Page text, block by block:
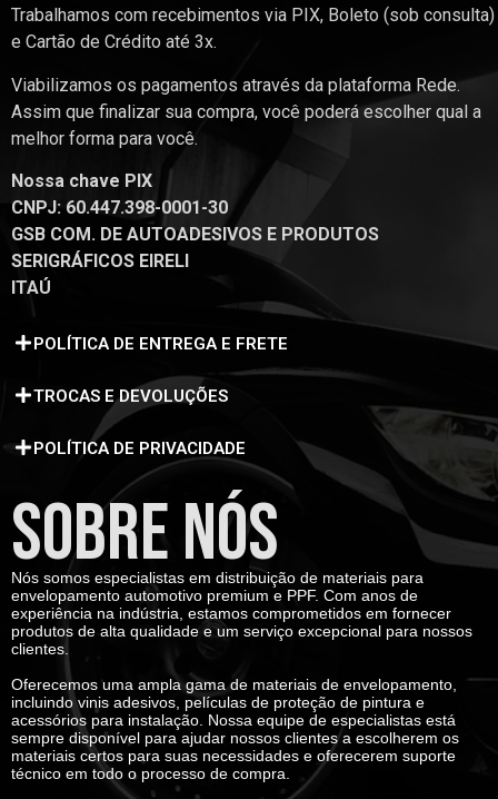
Trabalhamos com recebimentos via PIX, Boleto (sob consulta)
e Cartão de Crédito até 3x.
Viabilizamos os pagamentos através da plataforma Rede.
Assim que finalizar sua compra, você poderá escolher qual a
melhor forma para você.
Nossa chave PIX
CNPJ: 60.447.398-0001-30
GSB COM. DE AUTOADESIVOS E PRODUTOS
SERIGRÁFICOS EIRELI
ITAÚ
POLÍTICA DE ENTREGA E FRETE
TROCAS E DEVOLUÇÕES
POLÍTICA DE PRIVACIDADE
SOBRE NÓS
Nós somos especialistas em distribuição de materiais para
envelopamento automotivo premium e PPF. Com anos de
experiência na indústria, estamos comprometidos em fornecer
produtos de alta qualidade e um serviço excepcional para nossos
clientes.
Oferecemos uma ampla gama de materiais de envelopamento,
incluindo vinis adesivos, películas de proteção de pintura e
acessórios para instalação. Nossa equipe de especialistas está
sempre disponível para ajudar nossos clientes a escolherem os
materiais certos para suas necessidades e oferecerem suporte
técnico em todo o processo de compra.